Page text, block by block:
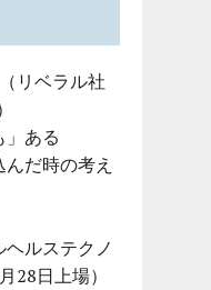
リベラル社
ある
だ時の考え
ルステクノ
28日上場）